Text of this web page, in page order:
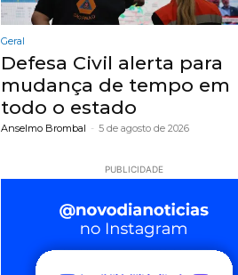
Geral
Defesa Civil alerta para
mudança de tempo em
todo o estado
Anselmo Brombal - 5 de agosto de 2026
PUBLICIDADE